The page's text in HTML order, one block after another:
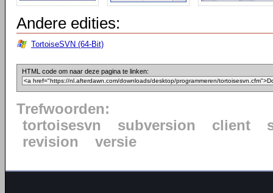
Andere edities:
TortoiseSVN (64-Bit)
HTML code om naar deze pagina te linken:
Trefwoorden:
tortoisesvn
subversion client
revision
versie